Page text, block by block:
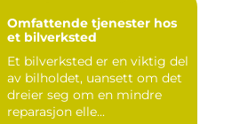
Omfattende tjenester hos
et bilverksted
Et bilverksted er en viktig del
av bilholdet, uansett om det
dreier seg om en mindre
reparasjon elle...